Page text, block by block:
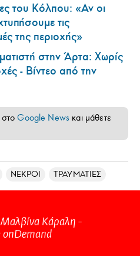
του Κόλπου: «Αν οι
τις
της περιοχής»
στην Άρτα: Χωρίς
- Βίντεο από την
στοGoogle News και μάθετε
ΝΕΚΡΟΙ ΤΡΑΥΜΑΤΙΕΣ
Μαλβίνα Κάραλη -
onDemand